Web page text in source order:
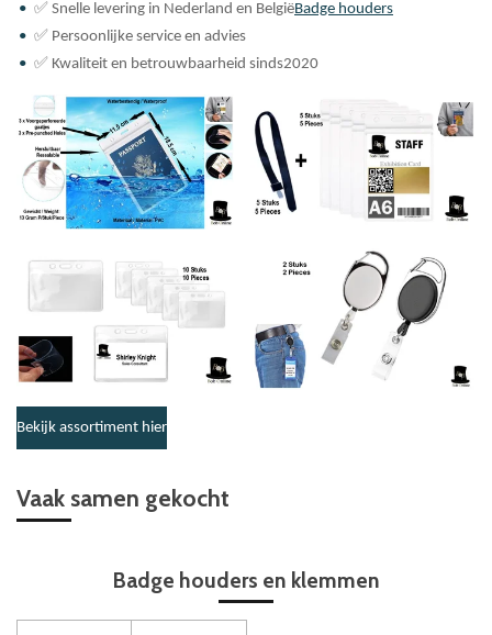
✅ Snelle levering in Nederland en BelgiëBadge houders
✅ Persoonlijke service en advies
✅ Kwaliteit en betrouwbaarheid sinds2020
Bekijk assortiment hier
Vaak samen gekocht
Badge houders en klemmen